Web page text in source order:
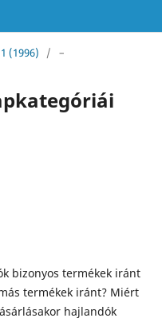
(1996) / –
bizonyos termékek iránt
termékek iránt? Miért
hajlandók